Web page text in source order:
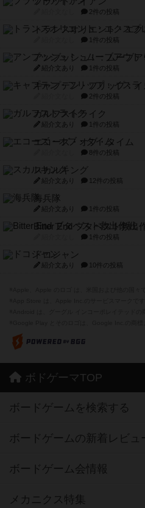
2件の投稿
トランスオリエント・エク
1件の投稿
アンブッシュ！：ムーブア
紹介文あり 1件の投稿
キャプテン・フリップ：
2件の投稿
ガルフストライク
紹介文あり 1件の投稿
エコーズ・オブ・タイム
8件の投稿
スカルキング
紹介文あり 12件の投稿
海兵隊
紹介文あり 1件の投稿
Bitter End ブタペスト救出
1件の投稿
ドコジャン
紹介文あり 10件の投稿
ボドゲーマTOP
ボードゲームを検索する
ボードゲームの新着レビュ
ボードゲーム会情報
メカニクス特集